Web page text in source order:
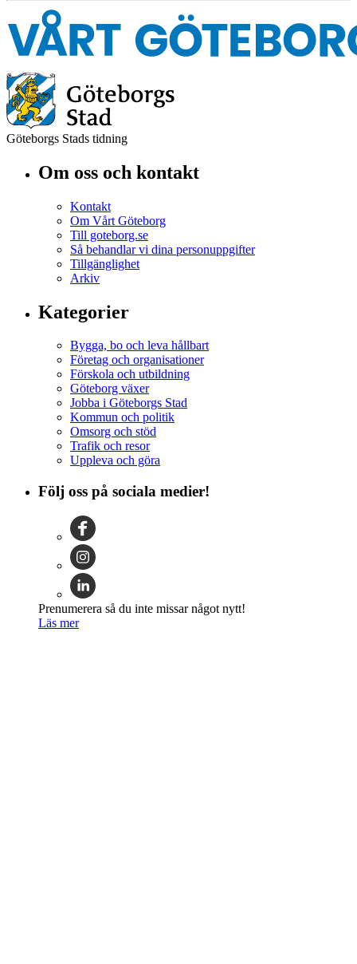
Göteborgs Stads tidning
Om oss och kontakt
Kontakt
Om Vårt Göteborg
Till goteborg.se
Så behandlar vi dina personuppgifter
Tillgänglighet
Arkiv
Kategorier
Bygga, bo och leva hållbart
Företag och organisationer
Förskola och utbildning
Göteborg växer
Jobba i Göteborgs Stad
Kommun och politik
Omsorg och stöd
Trafik och resor
Uppleva och göra
Följ oss på sociala medier!
Prenumerera så du inte missar något nytt!
Läs mer